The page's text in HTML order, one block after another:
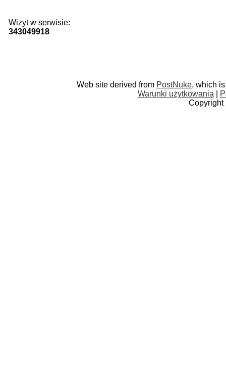
Wizyt w serwisie:
343049918
Web site derived from PostNuke, which
Warunki użytkowania
Copyright